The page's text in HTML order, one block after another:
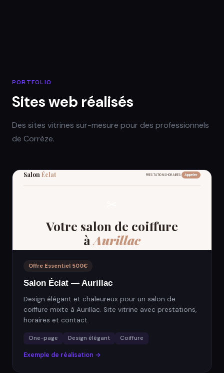
PORTFOLIO
Sites web réalisés
Des sites vitrines sur-mesure pour des professionnels
de Corrèze.
Salon Éclat PRESTATIONSHORAIRES Appeler
Votre salon de coiffure
àAurillac
Offre Essentiel 500€
Salon Éclat — Aurillac
Design élégant et chaleureux pour un salon de
coiffure mixte à Aurillac. Site vitrine avec prestations,
horaires et contact.
One-page Design élégant Coiffure
Exemple de réalisation →